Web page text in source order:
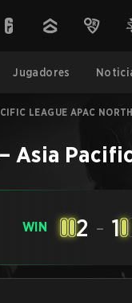
Jugadores
LEAGUE APAC
–Asia
WIN 2 - 1